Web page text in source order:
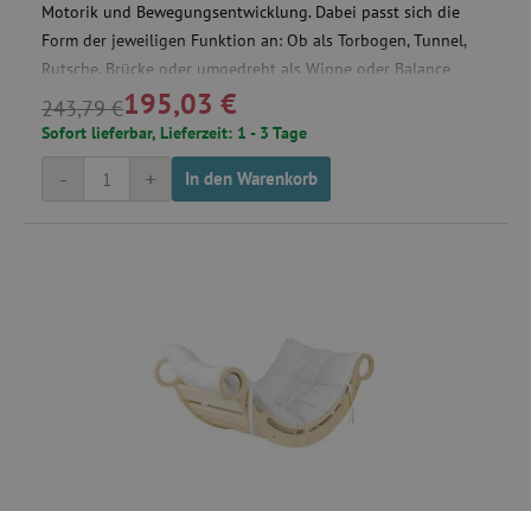
Motorik und Bewegungsentwicklung. Dabei passt sich die
Form der jeweiligen Funktion an: Ob als Torbogen, Tunnel,
Rutsche, Brücke oder umgedreht als Wippe oder Balance
Board – den Spielvarianten sind keine Grenzen gesetzt!
243,79 €195,03 €
Sofort lieferbar, Lieferzeit: 1 - 3 Tage
+
- In den Warenkorb